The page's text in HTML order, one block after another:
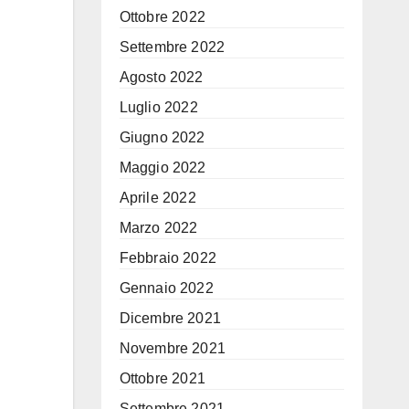
Ottobre 2022
Settembre 2022
Agosto 2022
Luglio 2022
Giugno 2022
Maggio 2022
Aprile 2022
Marzo 2022
Febbraio 2022
Gennaio 2022
Dicembre 2021
Novembre 2021
Ottobre 2021